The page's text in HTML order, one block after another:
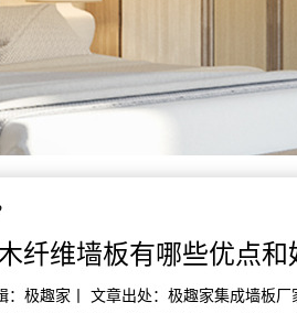
纤维墙板有哪些优点和
：极趣家丨 文章出处：极趣家集成墙板